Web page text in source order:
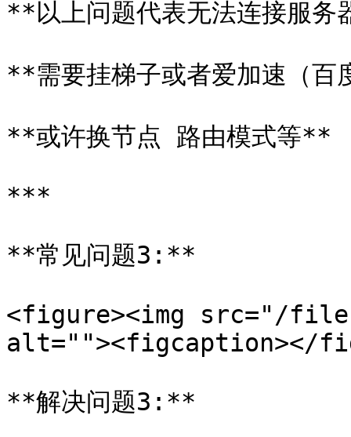
**以上问题代表无法连接服务
**需要挂梯子或者爱加速（百
**或许换节点 路由模式等**
***
**常见问题3:**
<figure><img src="/files/
alt=""><figcaption></
**解决问题3:**